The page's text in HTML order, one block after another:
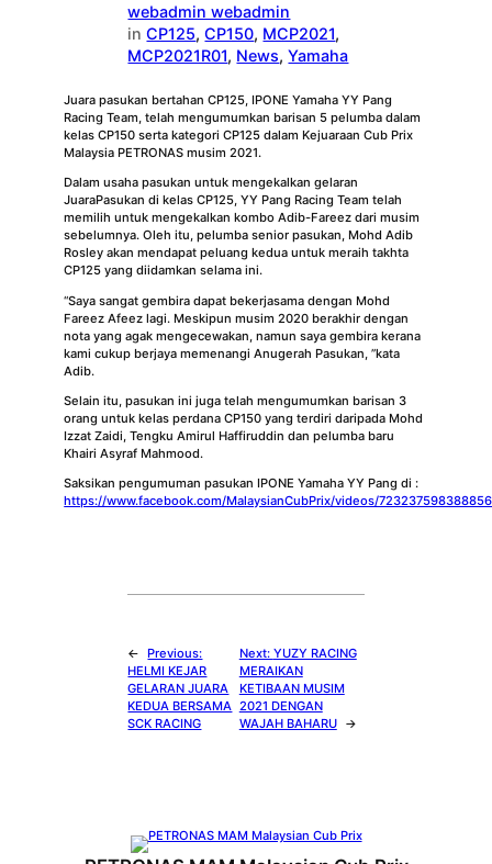
webadmin webadmin
inCP125, CP150, MCP2021
MCP2021R01, News, Yamaha
Juara pasukan bertahan CP125, IPONE Yamaha YY Pang
Racing Team, telah mengumumkan barisan 5 pelumba dalam
kelas CP150 serta kategori CP125 dalam Kejuaraan Cub Prix
Malaysia PETRONAS musim 2021.
Dalam usaha pasukan untuk mengekalkan gelaran
JuaraPasukan di kelas CP125, YY Pang Racing Team telah
memilih untuk mengekalkan kombo Adib-Fareez dari musim
sebelumnya. Oleh itu, pelumba senior pasukan, Mohd Adib
Rosley akan mendapat peluang kedua untuk meraih takhta
CP125 yang diidamkan selama ini.
“Saya sangat gembira dapat bekerjasama dengan Mohd
Fareez Afeez lagi. Meskipun musim 2020 berakhir dengan
nota yang agak mengecewakan, namun saya gembira kerana
kami cukup berjaya memenangi Anugerah Pasukan, ”kata
Adib.
Selain itu, pasukan ini juga telah mengumumkan barisan 3
orang untuk kelas perdana CP150 yang terdiri daripada Mohd
Izzat Zaidi, Tengku Amirul Haffiruddin dan pelumba baru
Khairi Asyraf Mahmood.
Saksikan pengumuman pasukan IPONE Yamaha YY Pang di :
https://www.facebook.com/MalaysianCubPrix/videos/723237598388856
←
Previous:
HELMI KEJAR
GELARAN JUARA
KEDUA BERSAMA
SCK RACING
Next: YUZY RACING
MERAIKAN
KETIBAAN MUSIM
2021 DENGAN
WAJAH BAHARU →